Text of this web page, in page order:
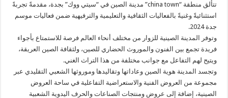
تتألق منطقة “china town” مدينة الصين في “سيتي ووك” بجدة، مقدمةً تجربةً
استثنائيةً وغنيةً بالفعاليات الثقافية والتعليمية والترفيهية ضمن فعاليات موسم
جدة 2024.
وتوفر المدينة الصينية للزوار من مختلف أنحاء العالم فرصة للاستمتاع بأجواء
فريدة تجمع بين الفنون والموروث الحضاري للصين، ولثقافة الصين العريقة،
ويتيح لهم التفاعل مع جوانب مختلفة من هذا التراث الغني.
وتجسد المدينة هوية الصين وعاداتها وتقاليدها وموروثها الشعبي التقليدي عبر
مجموعة من العروض الفنية والاستعراضية التفاعلية في ساحة العروض
الصينية، إضافة إلى عروض ومنتجات الصناعات والحرف اليدوية الشعبية